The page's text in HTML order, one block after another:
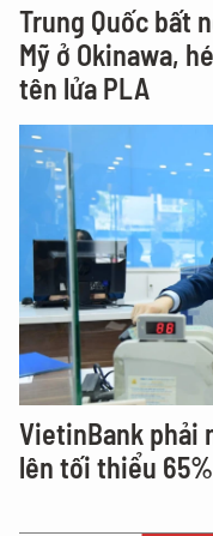
Trung Quốc bất
Mỹ ở Okinawa,
tên lửa PLA
VietinBank phải
lên tối thiểu 65%